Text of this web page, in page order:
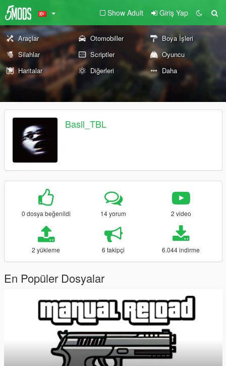
Show Adult Giriş Yap
Araçlar Otomobiller
Boya İşleri
Silahlar
Scriptler
Oyuncu
Haritalar
Diğerleri Daha
Basil_TBL
0 dosya beğenildi 14 yorum 2 video
2 yükleme 6 takipçi 6.044 indirme
En Popüler Dosyalar